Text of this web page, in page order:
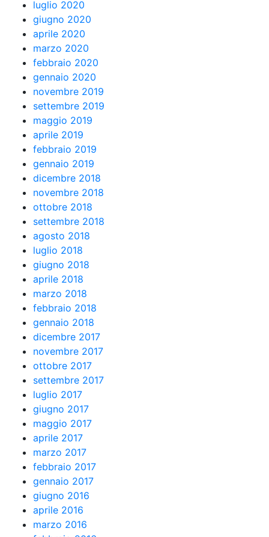
luglio 2020
giugno 2020
aprile 2020
marzo 2020
febbraio 2020
gennaio 2020
novembre 2019
settembre 2019
maggio 2019
aprile 2019
febbraio 2019
gennaio 2019
dicembre 2018
novembre 2018
ottobre 2018
settembre 2018
agosto 2018
luglio 2018
giugno 2018
aprile 2018
marzo 2018
febbraio 2018
gennaio 2018
dicembre 2017
novembre 2017
ottobre 2017
settembre 2017
luglio 2017
giugno 2017
maggio 2017
aprile 2017
marzo 2017
febbraio 2017
gennaio 2017
giugno 2016
aprile 2016
marzo 2016